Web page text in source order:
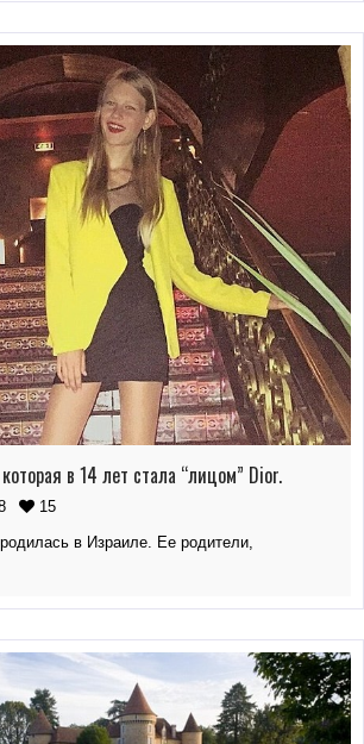
в 14 лет стала “лицом” Dior.
15
в Израиле. Ее родители,